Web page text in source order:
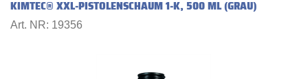
KIMTEC® XXL-PISTOLENSCHAUM 1-K, 500 ML (GRAU)
Art. NR: 19356